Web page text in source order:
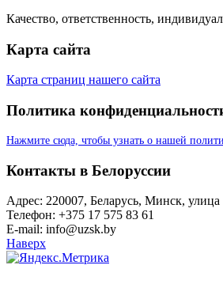
Качество, ответственность,
Карта сайта
Карта страниц нашего сайта
Политика
Нажмите сюда, чтобы узнать о нашей
Контакты в Белоруссии
Адрес: 220007, Беларусь, Минск, улица
Телефон: +375 17 575 83 61
E-mail: info@uzsk.by
Наверх